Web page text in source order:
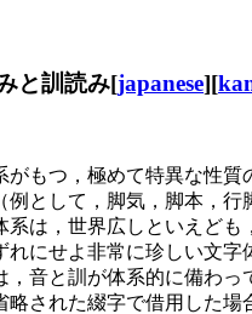
と訓読み[japanese][
もつ，極めて特異な性質
として，脚気，脚本，
は，世界広しといえど
にせよ非常に珍しい文字
音と訓が体系的に備わっ
された綴字で借用した